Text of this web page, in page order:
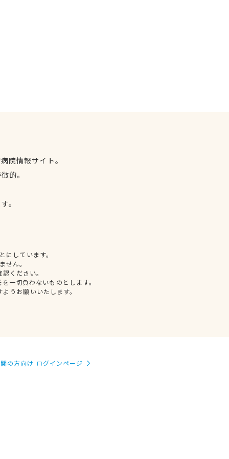
院情報サイト。
的。
。
しています。
せん。
ください。
一切負わないものとします。
うお願いいたします。
の方向け ログインページ